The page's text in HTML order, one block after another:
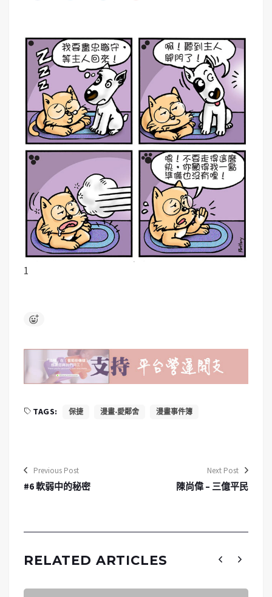
1
TAGS: 保捷 漫畫-愛鄰舍 漫畫事件簿
Previous Post
#6 軟弱中的秘密
Next Post
陳尚偉 – 三億平民
RELATED ARTICLES